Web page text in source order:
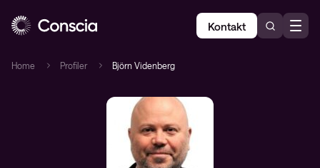
Kontakt
Home Profiler Björn Videnberg